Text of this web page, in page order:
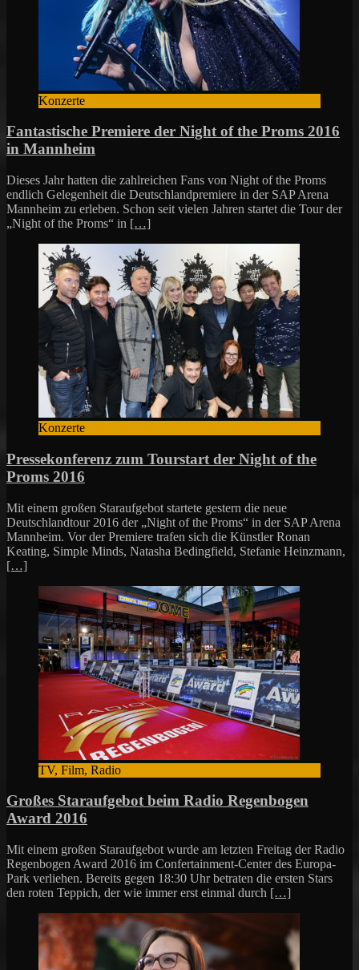
Konzerte
Fantastische Premiere der Night of the Proms 2016
in Mannheim
Dieses Jahr hatten die zahlreichen Fans von Night of the Proms
endlich Gelegenheit die Deutschlandpremiere in der SAP Arena
Mannheim zu erleben. Schon seit vielen Jahren startet die Tour der
„Night of the Proms“ in […]
Konzerte
Pressekonferenz zum Tourstart der Night of the
Proms 2016
Mit einem großen Staraufgebot startete gestern die neue
Deutschlandtour 2016 der „Night of the Proms“ in der SAP Arena
Mannheim. Vor der Premiere trafen sich die Künstler Ronan
Keating, Simple Minds, Natasha Bedingfield, Stefanie Heinzmann,
[…]
TV, Film, Radio
Großes Staraufgebot beim Radio Regenbogen
Award 2016
Mit einem großen Staraufgebot wurde am letzten Freitag der Radio
Regenbogen Award 2016 im Confertainment-Center des Europa-
Park verliehen. Bereits gegen 18:30 Uhr betraten die ersten Stars
den roten Teppich, der wie immer erst einmal durch […]